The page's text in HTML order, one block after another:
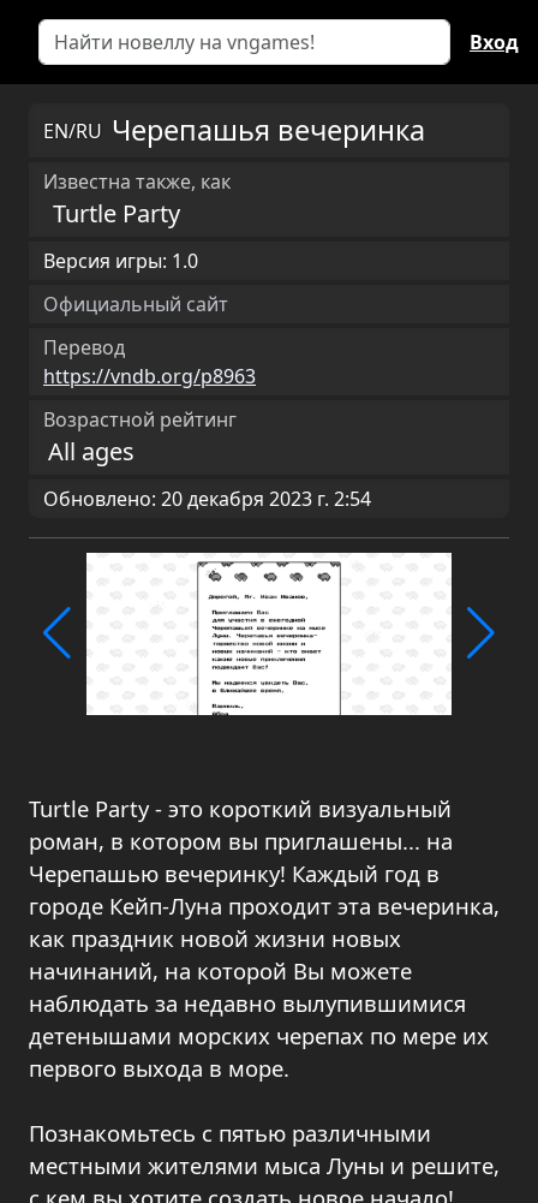
Вход
EN/RU Черепашья вечеринка
Известна также, как
Turtle Party
Версия игры: 1.0
Официальный сайт
Перевод
https://vndb.org/p8963
Возрастной рейтинг
All ages
Обновлено: 20 декабря 2023 г. 2:54
Turtle Party - это короткий визуальный
роман, в котором вы приглашены... на
Черепашью вечеринку! Каждый год в
городе Кейп-Луна проходит эта вечеринка,
как праздник новой жизни новых
начинаний, на которой Вы можете
наблюдать за недавно вылупившимися
детенышами морских черепах по мере их
первого выхода в море.
Познакомьтесь с пятью различными
местными жителями мыса Луны и решите,